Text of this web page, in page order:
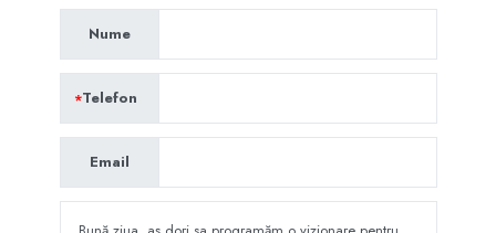
Nume
Telefon
Email